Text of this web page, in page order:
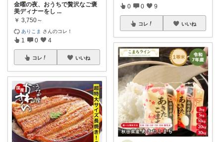
金曜の夜、おうちで贅沢なご褒
美ディナーをし ...
￥ 3,750～
ありこま さんのコレ！
1 0 4
コレ いいね
0 0 9
コレ いいね